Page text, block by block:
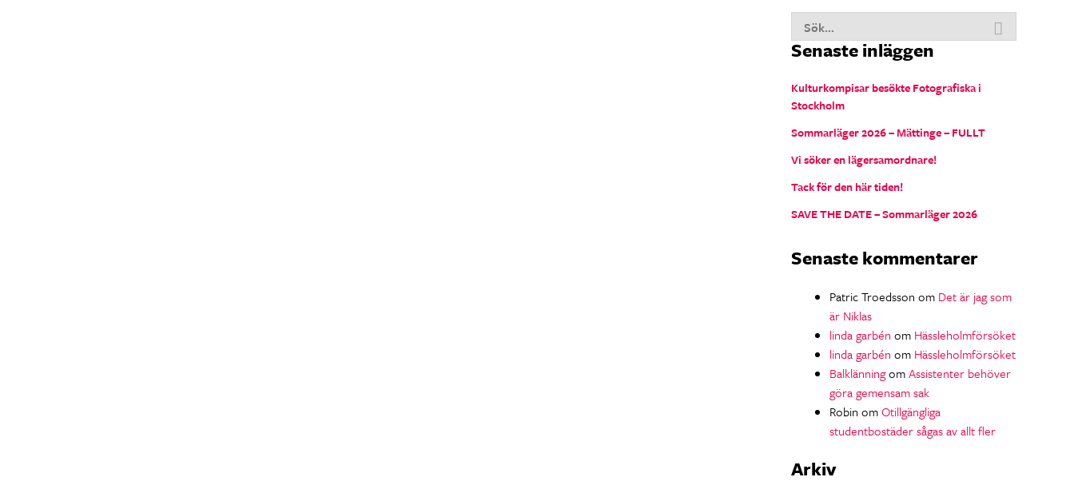
Senaste inläggen
Kulturkompisar besökte Fotografiska i
Stockholm
Sommarläger 2026 – Mättinge – FULLT
Vi söker en lägersamordnare!
Tack för den här tiden!
SAVE THE DATE – Sommarläger 2026
Senaste kommentarer
Patric Troedsson om Det är jag som
är Niklas
linda garbén om Hässleholmförsöket
linda garbén om Hässleholmförsöket
BalklänningomAssistenter behöver
göra gemensam sak
Robin omOtillgängliga
studentbostäder sågas av allt fler
Arkiv